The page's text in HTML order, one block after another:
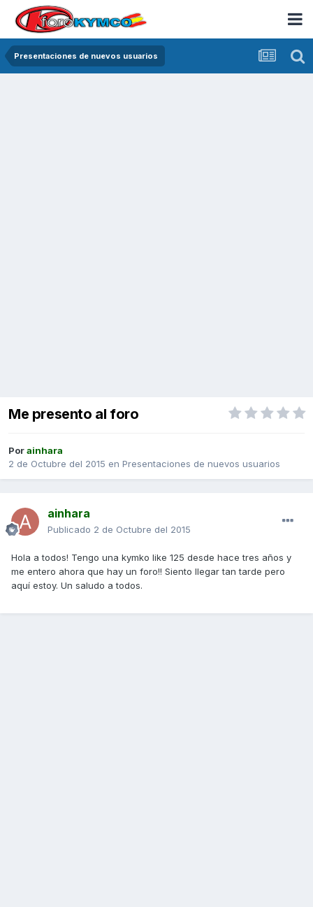
Presentaciones de nuevos usuarios
Me presento al foro
Porainhara
2 de Octubre del 2015 en Presentaciones de nuevos usuarios
ainhara
Publicado 2 de Octubre del 2015
Hola a todos! Tengo una kymko like 125 desde hace tres años y
me entero ahora que hay un foro!! Siento llegar tan tarde pero
aquí estoy. Un saludo a todos.